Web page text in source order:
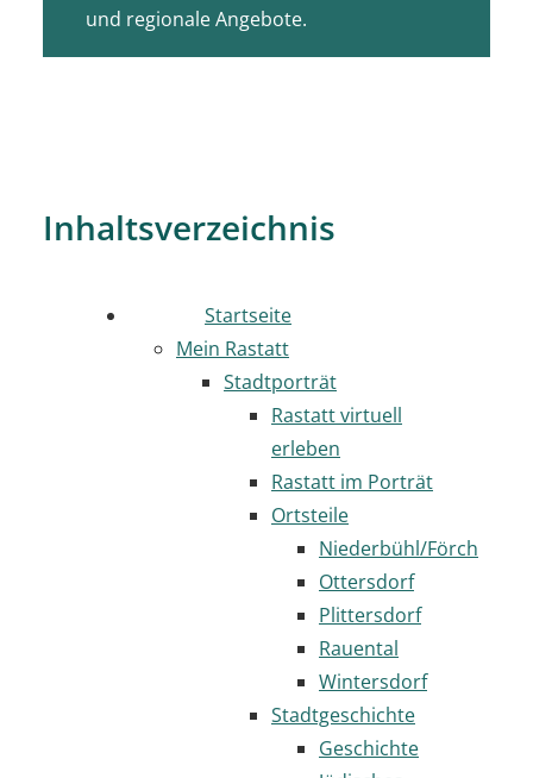
und regionale Angebote.
Inhaltsverzeichnis
Startseite
Mein Rastatt
Stadtporträt
Rastatt virtuell
erleben
Rastatt im Porträt
Ortsteile
Niederbühl/Förch
Ottersdorf
Plittersdorf
Rauental
Wintersdorf
Stadtgeschichte
Geschichte